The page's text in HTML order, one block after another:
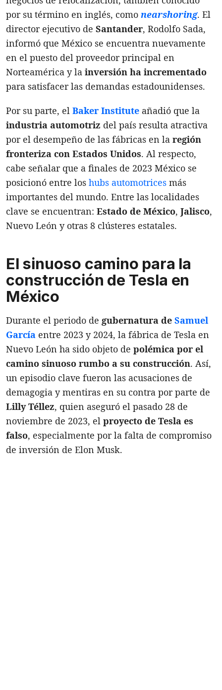
por su término en inglés, como nearshoring. El
director ejecutivo de Santander, Rodolfo Sada,
informó que México se encuentra nuevamente
en el puesto del proveedor principal en
Norteamérica y la inversión ha incrementado
para satisfacer las demandas estadounidenses.
Por su parte, el Baker Institute añadió que la
industria automotriz del país resulta atractiva
por el desempeño de las fábricas en la región
fronteriza con Estados Unidos. Al respecto,
cabe señalar que a finales de 2023 México se
posicionó entre los hubs automotrices más
importantes del mundo. Entre las localidades
clave se encuentran: Estado de México, Jalisco,
Nuevo León y otras 8 clústeres estatales.
El sinuoso camino para la
construcción de Tesla en
México
Durante el periodo de gubernatura de Samuel
García entre 2023 y 2024, la fábrica de Tesla en
Nuevo León ha sido objeto de polémica por el
camino sinuoso rumbo a su construcción. Así,
un episodio clave fueron las acusaciones de
demagogia y mentiras en su contra por parte de
Lilly Téllez, quien aseguró el pasado 28 de
noviembre de 2023, el proyecto de Tesla es
falso, especialmente por la falta de compromiso
de inversión de Elon Musk.